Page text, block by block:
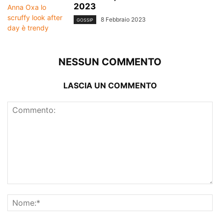
2023
GOSSIP 8 Febbraio 2023
NESSUN COMMENTO
LASCIA UN COMMENTO